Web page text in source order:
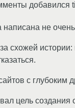
добавился
не
схожей
с
цель создания